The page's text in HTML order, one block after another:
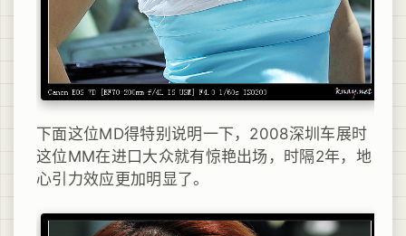
下面这位MD得特别说明一下，2008深圳车展时
这位MM在进口大众就有惊艳出场，时隔2年，地
心引力效应更加明显了。